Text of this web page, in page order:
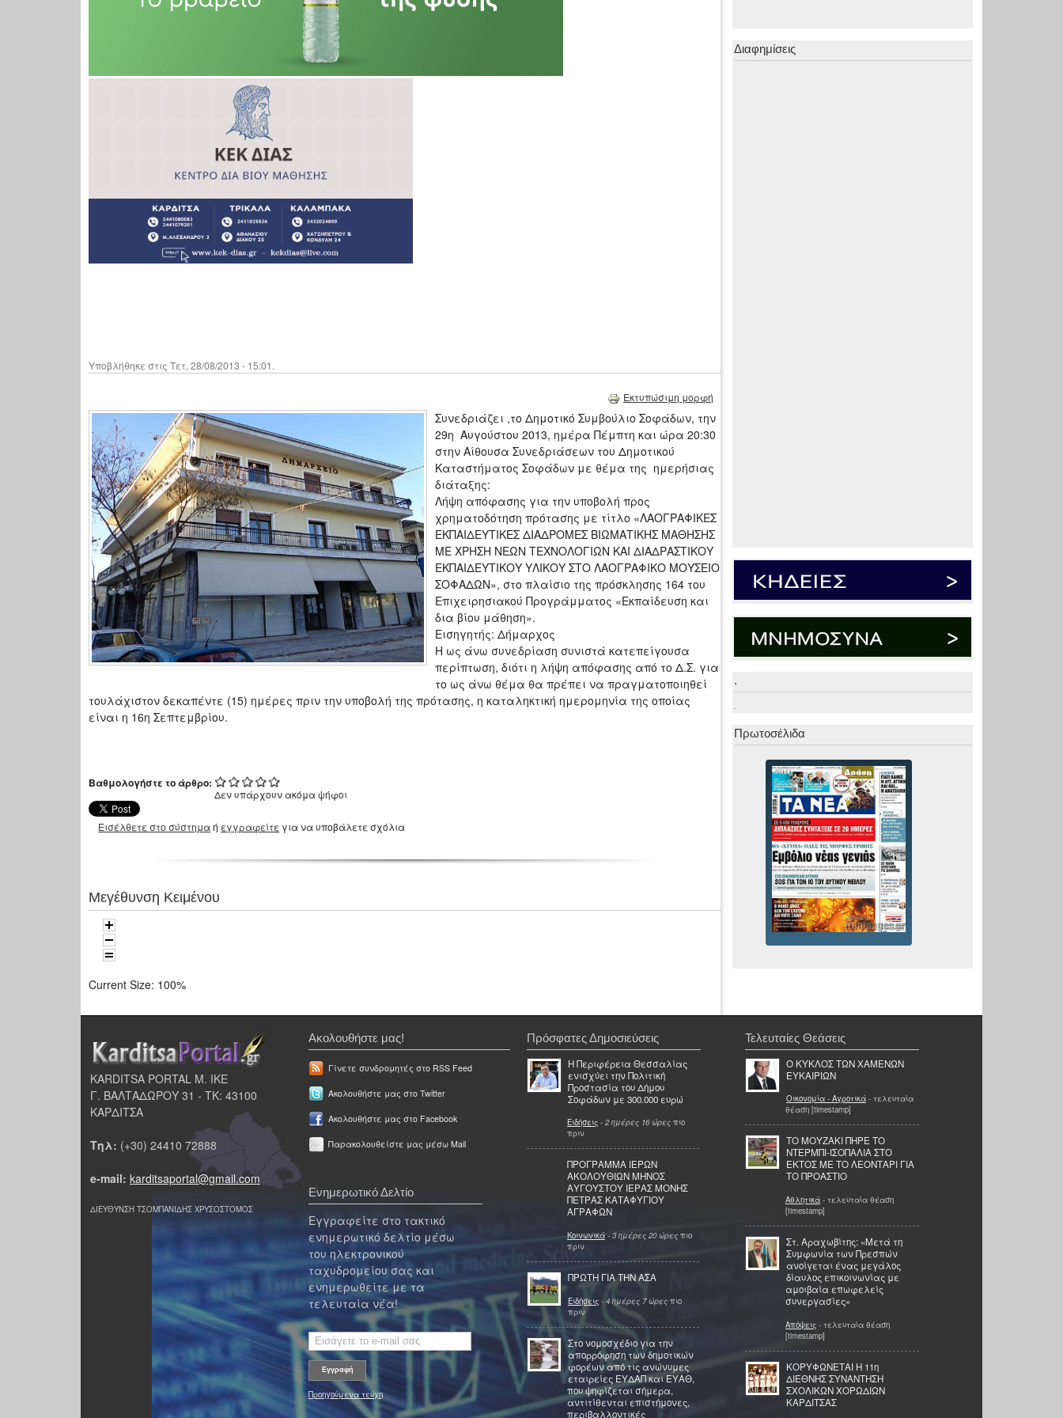
Υποβλήθηκε στις Τετ, 28/08/2013 - 15:01.
Εκτυπώσιμη μορφή
Συνεδριάζει ,το Δημοτικό Συμβούλιο Σοφάδων, την
29η Αυγούστου 2013, ημέρα Πέμπτη και ώρα 20:30
στην Αίθουσα Συνεδριάσεων του Δημοτικού
Καταστήματος Σοφάδων με θέμα της ημερήσιας
διάταξης:
Λήψη απόφασης για την υποβολή προς
χρηματοδότηση πρότασης με τίτλο «ΛΑΟΓΡΑΦΙΚΕΣ
ΕΚΠΑΙΔΕΥΤΙΚΕΣ ΔΙΑΔΡΟΜΕΣ ΒΙΩΜΑΤΙΚΗΣ ΜΑΘΗΣΗΣ
ΜΕ ΧΡΗΣΗ ΝΕΩΝ ΤΕΧΝΟΛΟΓΙΩΝ ΚΑΙ ΔΙΑΔΡΑΣΤΙΚΟΥ
ΕΚΠΑΙΔΕΥΤΙΚΟΥ ΥΛΙΚΟΥ ΣΤΟ ΛΑΟΓΡΑΦΙΚΟ ΜΟΥΣΕΙΟ
ΣΟΦΑΔΩΝ», στο πλαίσιο της πρόσκλησης 164 του
Επιχειρησιακού Προγράμματος «Εκπαίδευση και
δια βίου μάθηση».
Εισηγητής: Δήμαρχος
Η ως άνω συνεδρίαση συνιστά κατεπείγουσα
περίπτωση, διότι η λήψη απόφασης από το Δ.Σ. για
το ως άνω θέμα θα πρέπει να πραγματοποιηθεί
τουλάχιστον δεκαπέντε (15) ημέρες πριν την υποβολή της πρότασης, η καταληκτική ημερομηνία της οποίας
είναι η 16η Σεπτεμβρίου.
Βαθμολογήστε το άρθρο:
Δεν υπάρχουν ακόμα ψήφοι
Εισέλθετε στο σύστημαή εγγραφείτε για να υποβάλετε σχόλια
Μεγέθυνση Κειμένου
Current Size: 100%
Διαφημίσεις
.
.
Πρωτοσέλιδα
KARDITSA PORTAL Μ. ΙΚΕ
Γ. ΒΑΛΤΑΔΩΡΟΥ 31 - ΤΚ: 43100
ΚΑΡΔΙΤΣΑ
Τηλ: (+30) 24410 72888
e-mail: karditsaportal@gmail.com
ΔΙΕΥΘΥΝΣΗ ΤΣΟΜΠΑΝΙΔΗΣ ΧΡΥΣΟΣΤΟΜΟΣ
Ακολουθήστε μας!
Γίνετε συνδρομητές στο RSS Feed
Ακολουθήστε μας στο Twitter
Ακολουθήστε μας στο Facebook
Παρακολουθείστε μας μέσω Mail
Ενημερωτικό Δελτίο
Εγγραφείτε στο τακτικό
ενημερωτικό δελτίο μέσω
του ηλεκτρονικού
ταχυδρομείου σας και
ενημερωθείτε με τα
τελευταία νέα!
Προηγούμενα τεύχη
Πρόσφατες Δημοσιεύσεις
Η Περιφέρεια Θεσσαλίας
ενισχύει την Πολιτική
Προστασία του Δήμου
Σοφάδων με 300.000 ευρώ
Ειδήσεις - 2 ημέρες 16 ώρες πιο
πριν
ΠΡΟΓΡΑΜΜΑ ΙΕΡΩΝ
ΑΚΟΛΟΥΘΙΩΝ ΜΗΝΟΣ
ΑΥΓΟΥΣΤΟΥ ΙΕΡΑΣ ΜΟΝΗΣ
ΠΕΤΡΑΣ ΚΑΤΑΦΥΓΙΟΥ
ΑΓΡΑΦΩΝ
Κοινωνικά - 3 ημέρες 20 ώρες πιο
πριν
ΠΡΩΤΗ ΓΙΑ ΤΗΝ ΑΣΑ
Ειδήσεις - 4 ημέρες 7 ώρες πιο
πριν
Στο νομοσχέδιο για την
απορρόφηση των δημοτικών
φορέων από τις ανώνυμες
εταιρείες ΕΥΔΑΠ και ΕΥΑΘ,
που ψηφίζεται σήμερα,
αντιτίθενται επιστήμονες,
περιβαλλοντικές
Τελευταίες Θεάσεις
Ο ΚΥΚΛΟΣ ΤΩΝ ΧΑΜΕΝΩΝ
ΕΥΚΑΙΡΙΩΝ
Οικονομία - Αγροτικά - τελευταία
θέαση [timestamp]
ΤΟ ΜΟΥΖΑΚΙ ΠΗΡΕ ΤΟ
ΝΤΕΡΜΠΙ-ΙΣΟΠΑΛΙΑ ΣΤΟ
ΕΚΤΟΣ ΜΕ ΤΟ ΛΕΟΝΤΑΡΙ ΓΙΑ
ΤΟ ΠΡΟΑΣΤΙΟ
Αθλητικά - τελευταία θέαση
[timestamp]
Στ. Αραχωβίτης: «Μετά τη
Συμφωνία των Πρεσπών
ανοίγεται ένας μεγάλος
δίαυλος επικοινωνίας με
αμοιβαία επωφελείς
συνεργασίες»
Απόψεις - τελευταία θέαση
[timestamp]
ΚΟΡΥΦΩΝΕΤΑΙ Η 11η
ΔΙΕΘΝΗΣ ΣΥΝΑΝΤΗΣΗ
ΣΧΟΛΙΚΩΝ ΧΟΡΩΔΙΩΝ
ΚΑΡΔΙΤΣΑΣ